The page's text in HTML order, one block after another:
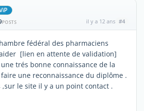
POSTS il y a 12 ans #4
fédéral des pharmaciens
[lien en attente de validation]
trés bonne connaissance de la
faire une reconnaissance du diplôme .
le site il y a un point contact .